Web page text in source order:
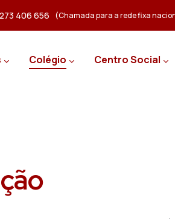
273 406 656 (Chamada para a rede fixa
Colégio Centro Social